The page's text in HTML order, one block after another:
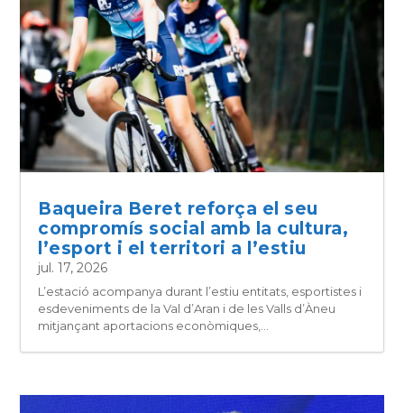
Baqueira Beret reforça el seu
compromís social amb la cultura,
l’esport i el territori a l’estiu
jul. 17, 2026
L’estació acompanya durant l’estiu entitats, esportistes i
esdeveniments de la Val d’Aran i de les Valls d’Àneu
mitjançant aportacions econòmiques,...